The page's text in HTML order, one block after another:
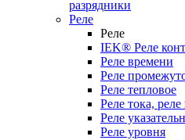
разрядники
Реле
Реле
IEK® Реле
Реле времени
Реле
Реле тепловое
Реле тока,
Реле
Реле уровня